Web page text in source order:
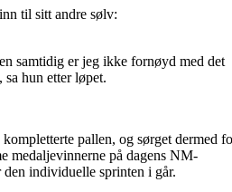
til sitt andre sølv:
samtidig er jeg ikke fornøyd med det
hun etter løpet.
pallen, og sørget dermed
medaljevinnerne på dagens NM-
individuelle sprinten i går.